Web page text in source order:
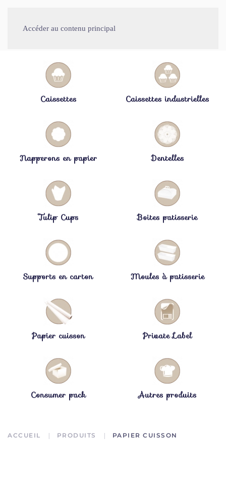
Accéder au contenu principal
Caissettes Caissettes industrielles
Napperons en papier Dentelles
Tulip Cups Boites patisserie
Supports en carton Moules à patisserie
Papier cuisson Private Label
Consumer pack Autres produits
ACCUEIL PRODUITS PAPIER CUISSON